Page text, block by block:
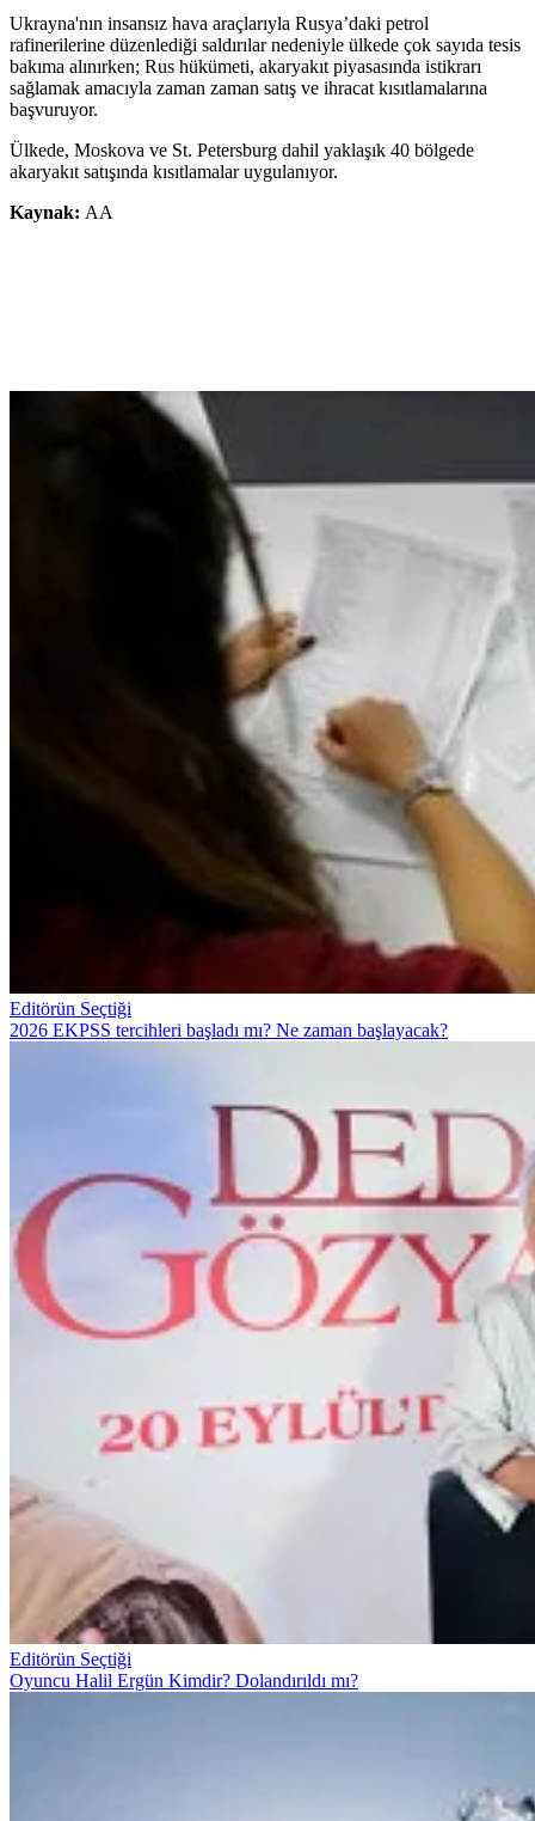
Ukrayna'nın insansız hava araçlarıyla Rusya’daki petrol
rafinerilerine düzenlediği saldırılar nedeniyle ülkede çok sayıda tesis
bakıma alınırken; Rus hükümeti, akaryakıt piyasasında istikrarı
sağlamak amacıyla zaman zaman satış ve ihracat kısıtlamalarına
başvuruyor.
Ülkede, Moskova ve St. Petersburg dahil yaklaşık 40 bölgede
akaryakıt satışında kısıtlamalar uygulanıyor.
Kaynak: AA
Editörün Seçtiği
2026 EKPSS tercihleri başladı mı? Ne zaman başlayacak?
Editörün Seçtiği
Oyuncu Halil Ergün Kimdir? Dolandırıldı mı?